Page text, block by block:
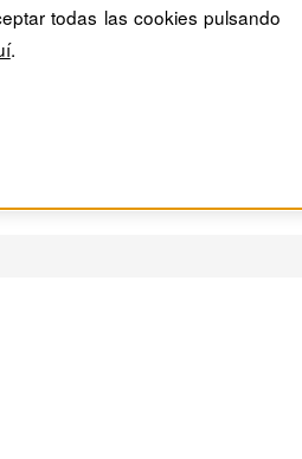
todas las cookies pulsando
.